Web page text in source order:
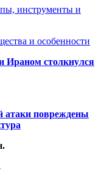
инструменты и
и особенности
Ираном столкнулся
атаки повреждены